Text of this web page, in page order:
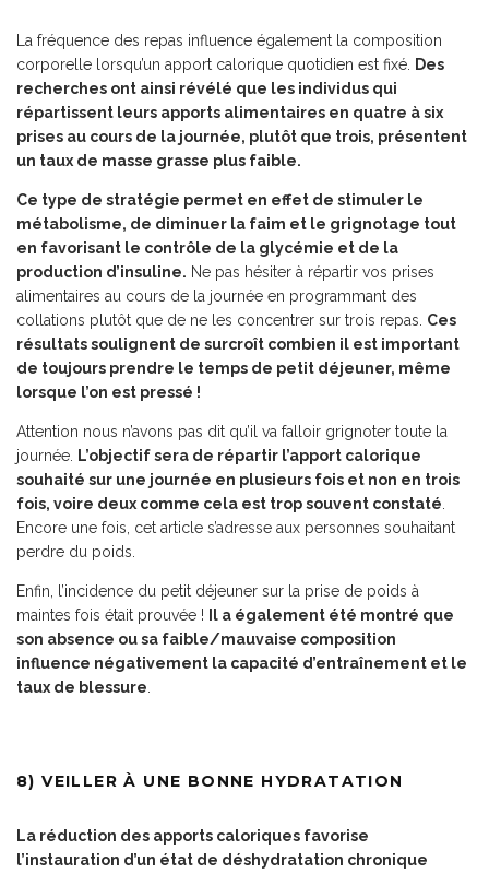
La fréquence des repas influence également la composition
corporelle lorsqu’un apport calorique quotidien est fixé.
Des
recherches ont ainsi révélé que les individus qui
répartissent leurs apports alimentaires en quatre à six
prises au cours de la journée, plutôt que trois, présentent
un taux de masse grasse plus faible.
Ce type de stratégie permet en effet de stimuler le
métabolisme, de diminuer la faim et le grignotage tout
en favorisant le contrôle de la glycémie et de la
production d’insuline. Ne pas hésiter à répartir vos prises
alimentaires au cours de la journée en programmant des
collations plutôt que de ne les concentrer sur trois repas. Ces
résultats soulignent de surcroît combien il est important
de toujours prendre le temps de petit déjeuner, même
lorsque l’on est pressé !
Attention nous n’avons pas dit qu’il va falloir grignoter toute la
journée.
L’objectif sera de répartir l’apport calorique
souhaité sur une journée en plusieurs fois et non en trois
fois, voire deux comme cela est trop souvent constaté
Encore une fois, cet article s’adresse aux personnes souhaitant
perdre du poids.
Enfin, l’incidence du petit déjeuner sur la prise de poids à
maintes fois était prouvée !
Il a également été montré que
son absence ou sa faible/mauvaise composition
influence négativement la capacité d’entraînement et le
taux de blessure
8) VEILLER À UNE BONNE HYDRATATION
La réduction des apports caloriques favorise
l’instauration d’un état de déshydratation chronique